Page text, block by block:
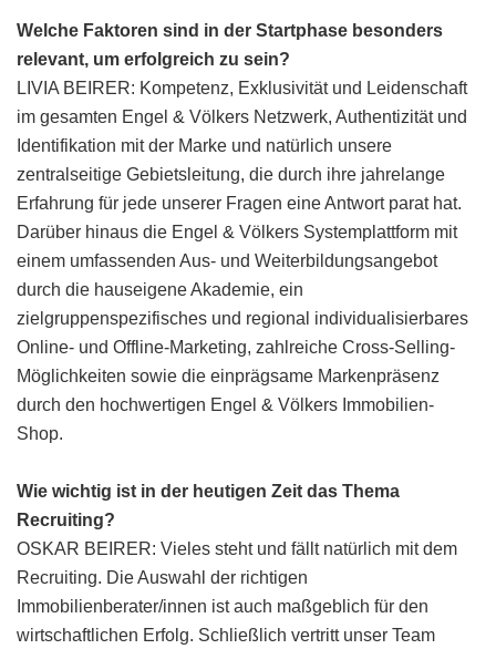
Welche Faktoren sind in der Startphase besonders
relevant, um erfolgreich zu sein?
LIVIA BEIRER: Kompetenz, Exklusivität und Leidenschaft
im gesamten Engel & Völkers Netzwerk, Authentizität und
Identifikation mit der Marke und natürlich unsere
zentralseitige Gebietsleitung, die durch ihre jahrelange
Erfahrung für jede unserer Fragen eine Antwort parat hat.
Darüber hinaus die Engel & Völkers Systemplattform mit
einem umfassenden Aus- und Weiterbildungsangebot
durch die hauseigene Akademie, ein
zielgruppenspezifisches und regional individualisierbares
Online- und Offline-Marketing, zahlreiche Cross-Selling-
Möglichkeiten sowie die einprägsame Markenpräsenz
durch den hochwertigen Engel & Völkers Immobilien-
Shop.
Wie wichtig ist in der heutigen Zeit das Thema
Recruiting?
OSKAR BEIRER: Vieles steht und fällt natürlich mit dem
Recruiting. Die Auswahl der richtigen
Immobilienberater/innen ist auch maßgeblich für den
wirtschaftlichen Erfolg. Schließlich vertritt unser Team